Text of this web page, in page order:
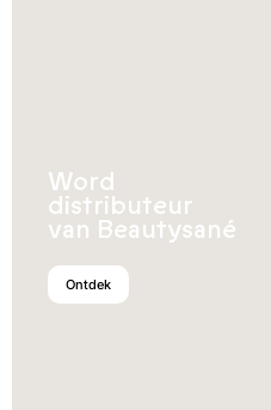
Word
distributeur
van Beautysané
Ontdek